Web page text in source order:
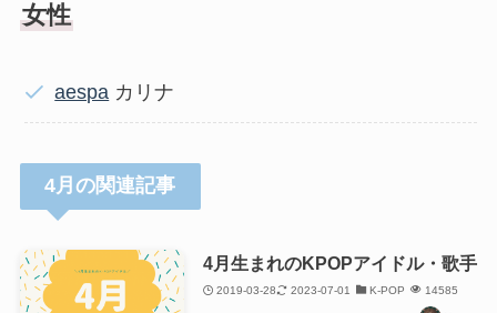
女性
aespa カリナ
4月の関連記事
4月生まれのKPOPアイドル・歌手
2019-03-28 2023-07-01 K-POP 14585